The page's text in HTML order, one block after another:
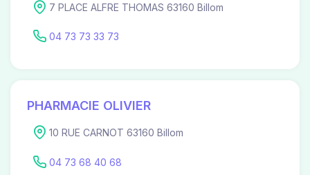
7 PLACE ALFRE THOMAS 63160 Billom
04 73 73 33 73
PHARMACIE OLIVIER
10 RUE CARNOT 63160 Billom
04 73 68 40 68